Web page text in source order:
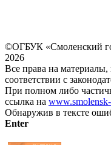
©ОГБУК «Смоленский
2026
Все права на материалы,
соответствии с
При полном либо
ссылка на
Обнаружив в тексте
Enter